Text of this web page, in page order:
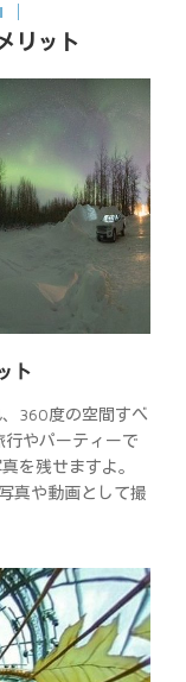
リット
ト
360度の空間すべ
やパーティーで
を残せますよ。
真や動画として撮